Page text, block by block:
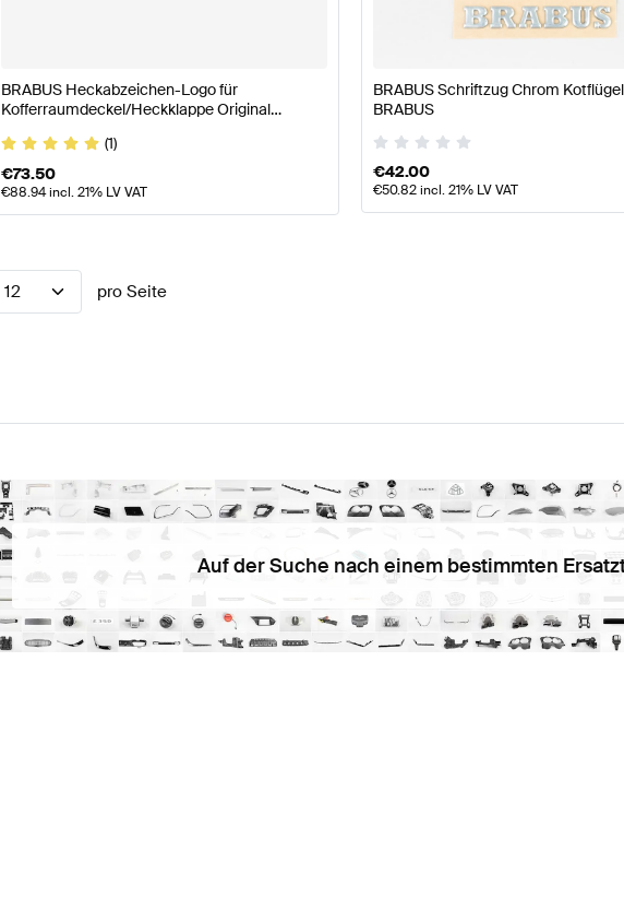
BRABUS Heckabzeichen-Logo für
Kofferraumdeckel/Heckklappe Original
(1)
€73.50
€88.94incl. 21% LV VAT
BRABUS Schriftzug Chrom
BRABUS
€42.00
€50.82incl. 21% LV VAT
12 pro Seite
Auf der Suche nach einem bestimmten